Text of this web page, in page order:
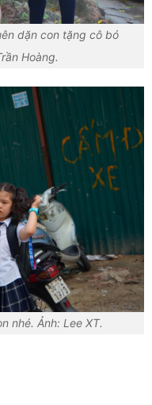
dặn con tặng cô bó
Hoàng.
nhé. Ảnh: Lee XT.